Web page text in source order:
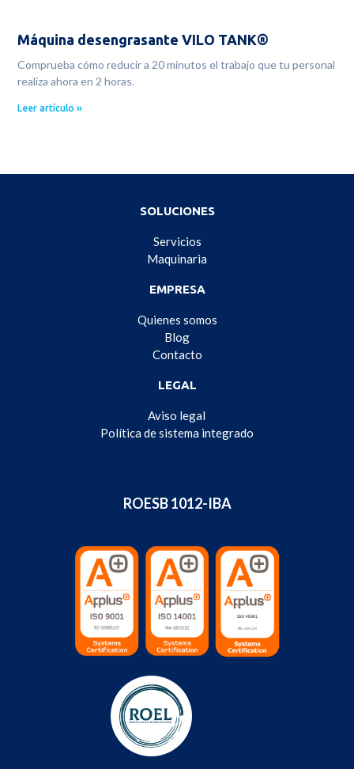
Máquina desengrasante VILO TANK®
Comprueba cómo reducir a 20 minutos el trabajo que tu personal
realiza ahora en 2 horas.
Leer artículo »
SOLUCIONES
Servicios
Maquinaria
EMPRESA
Quienes somos
Blog
Contacto
LEGAL
Aviso legal
Política de sistema integrado
ROESB 1012-IBA